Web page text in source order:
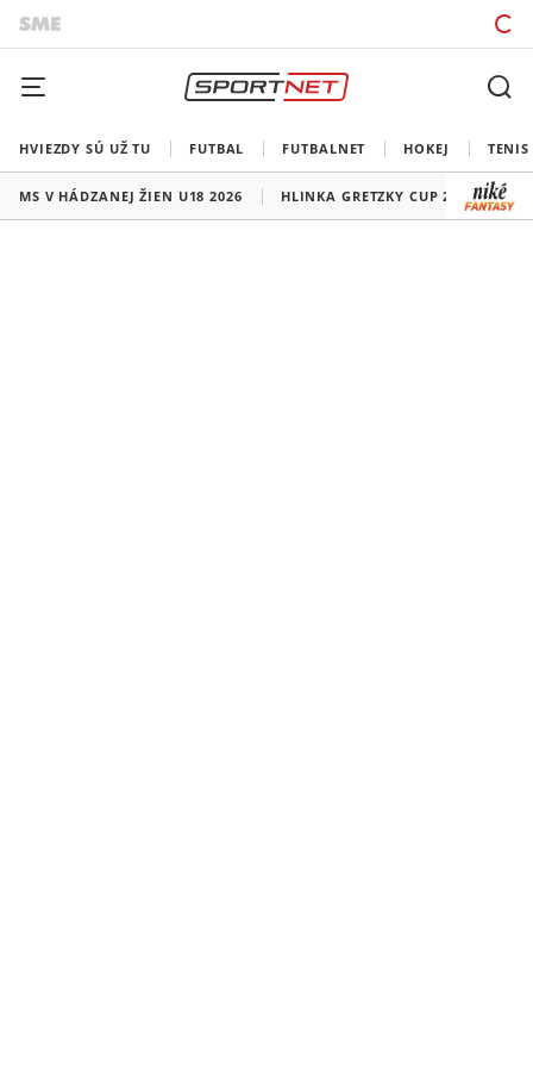
HVIEZDY SÚ UŽ TU FUTBAL FUTBALNET HOKEJ TENIS
MS V HÁDZANEJ ŽIEN U18 2026 HLINKA GRETZKY CUP 2026